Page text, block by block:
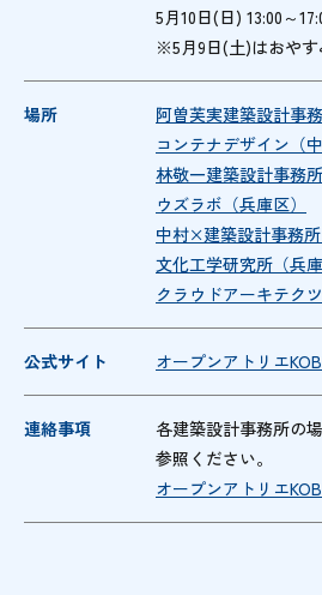
5月10日(日) 13:00～
※5月9日(土)はおやす
場所
阿曽芙実建築設計事
コンテナデザイン（中
林敬一建築設計事務所
ウズラボ（兵庫区）
中村×建築設計事務所
文化工学研究所（兵庫
クラウドアーキテクツ
公式サイト オープンアトリエ
連絡事項
各建築設計事務所の
参照ください。
オープンアトリエ